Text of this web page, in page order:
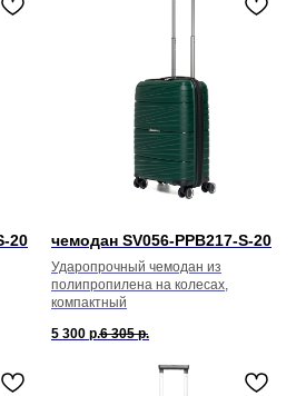
20 чемодан SV056-PPB217-S-20
Ударопрочный чемодан из
полипропилена на колесах,
компактный
5 300 р.6 305 р.